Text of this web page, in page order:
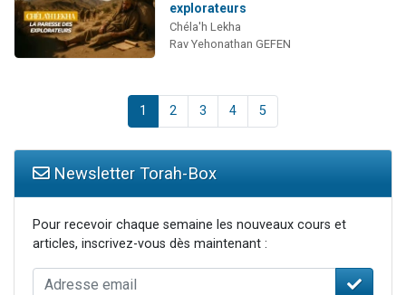
explorateurs
Chéla'h Lekha
Rav Yehonathan GEFEN
1 2 3 4 5
Newsletter Torah-Box
Pour recevoir chaque semaine les nouveaux cours et
articles, inscrivez-vous dès maintenant :